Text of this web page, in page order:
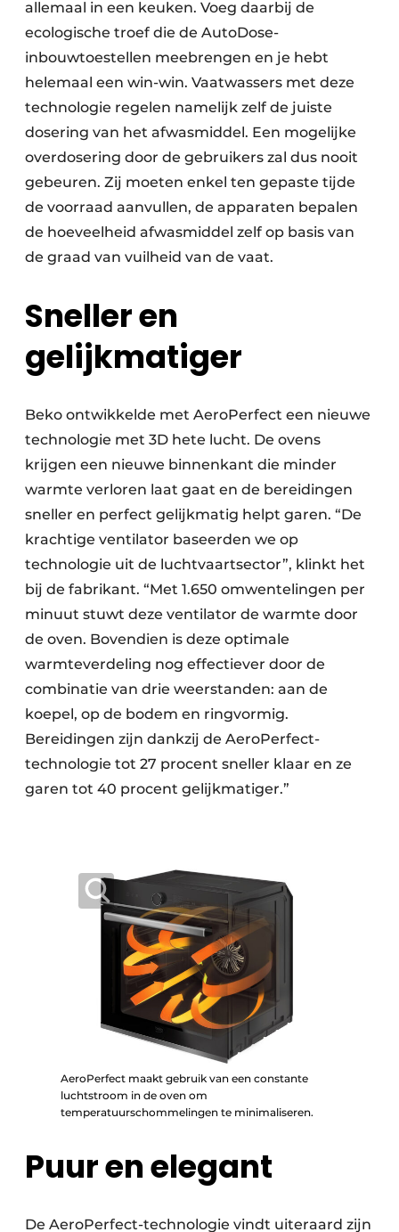
allemaal in een keuken. Voeg daarbij de
ecologische troef die de AutoDose-
inbouwtoestellen meebrengen en je hebt
helemaal een win-win. Vaatwassers met deze
technologie regelen namelijk zelf de juiste
dosering van het afwasmiddel. Een mogelijke
overdosering door de gebruikers zal dus nooit
gebeuren. Zij moeten enkel ten gepaste tijde
de voorraad aanvullen, de apparaten bepalen
de hoeveelheid afwasmiddel zelf op basis van
de graad van vuilheid van de vaat.
Sneller en
gelijkmatiger
Beko ontwikkelde met AeroPerfect een nieuwe
technologie met 3D hete lucht. De ovens
krijgen een nieuwe binnenkant die minder
warmte verloren laat gaat en de bereidingen
sneller en perfect gelijkmatig helpt garen. “De
krachtige ventilator baseerden we op
technologie uit de luchtvaartsector”, klinkt het
bij de fabrikant. “Met 1.650 omwentelingen per
minuut stuwt deze ventilator de warmte door
de oven. Bovendien is deze optimale
warmteverdeling nog effectiever door de
combinatie van drie weerstanden: aan de
koepel, op de bodem en ringvormig.
Bereidingen zijn dankzij de AeroPerfect-
technologie tot 27 procent sneller klaar en ze
garen tot 40 procent gelijkmatiger.”
AeroPerfect maakt gebruik van een constante
luchtstroom in de oven om
temperatuurschommelingen te minimaliseren.
Puur en elegant
De AeroPerfect-technologie vindt uiteraard zijn